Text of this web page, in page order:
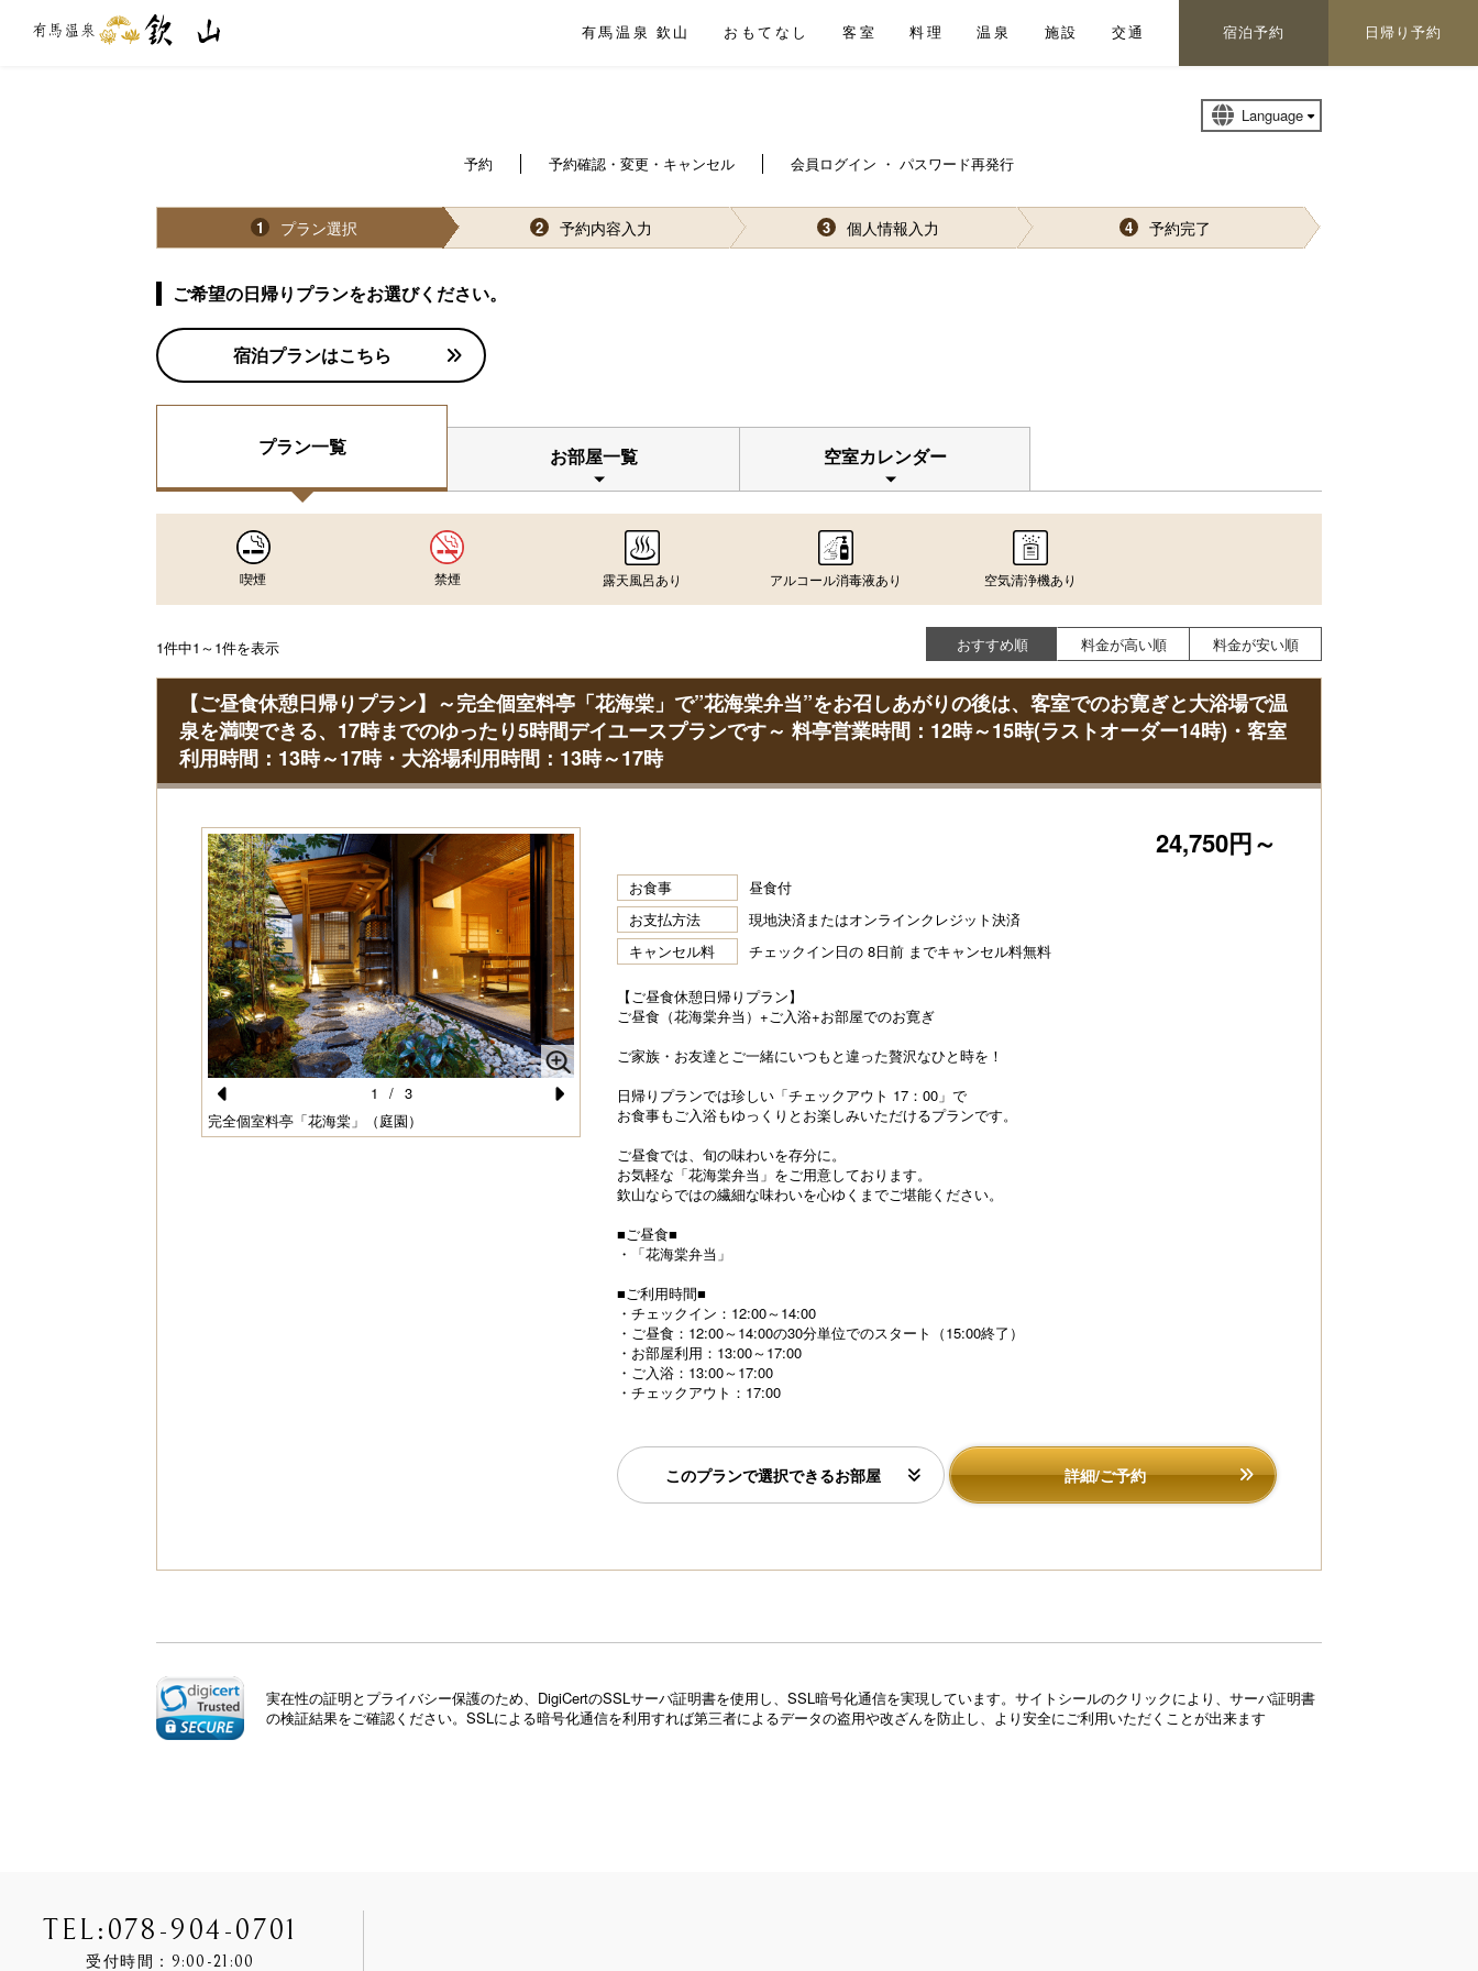
有馬温泉 欽山 おもてなし 客室 料理 温泉 施設 交通 宿泊予約 日帰り予約
予約 予約確認・変更・キャンセル 会員ログイン ・ パスワード再発行
1 プラン選択 2 予約内容入力 3 個人情報入力 4 予約完了
ご希望の日帰りプランをお選びください。
宿泊プランはこちら
プラン一覧 お部屋一覧 空室カレンダー
喫煙 禁煙 露天風呂あり アルコール消毒液あり 空気清浄機あり
おすすめ順 料金が高い順 料金が安い順
1件中1～1件を表示
【ご昼食休憩日帰りプラン】～完全個室料亭「花海棠」で”花海棠弁当”をお召しあがりの後は、客室でのお寛ぎと大浴場で温
泉を満喫できる、17時までのゆったり5時間デイユースプランです～ 料亭営業時間：12時～15時(ラストオーダー14時)・客室
利用時間：13時～17時・大浴場利用時間：13時～17時
Pr
完全個室料亭「花海棠」（庭園） 完全個室料亭「花海棠」（４名様用個室） 花海棠弁当（イメージ）
1 / 3
24,750円～
お食事
昼食付
お支払方法
現地決済またはオンラインクレジット決済
キャンセル料
チェックイン日の 8日前 までキャンセル料無料
【ご昼食休憩日帰りプラン】
ご昼食（花海棠弁当）+ご入浴+お部屋でのお寛ぎ
ご家族・お友達とご一緒にいつもと違った贅沢なひと時を！
日帰りプランでは珍しい「チェックアウト 17：00」で
お食事もご入浴もゆっくりとお楽しみいただけるプランです。
ご昼食では、旬の味わいを存分に。
お気軽な「花海棠弁当」をご用意しております。
欽山ならではの繊細な味わいを心ゆくまでご堪能ください。
■ご昼食■
・「花海棠弁当」
■ご利用時間■
・チェックイン：12:00～14:00
・ご昼食：12:00～14:00の30分単位でのスタート（15:00終了）
・お部屋利用：13:00～17:00
・ご入浴：13:00～17:00
・チェックアウト：17:00
詳細/ご予約
このプランで選択できるお部屋
実在性の証明とプライバシー保護のため、DigiCertのSSLサーバ証明書を使用し、SSL暗号化通信を実現しています。サイトシールのクリックにより、サーバ証明書
の検証結果をご確認ください。SSLによる暗号化通信を利用すれば第三者によるデータの盗用や改ざんを防止し、より安全にご利用いただくことが出来ます
TEL: 078-904-0701
受付時間： 9:00-21:00